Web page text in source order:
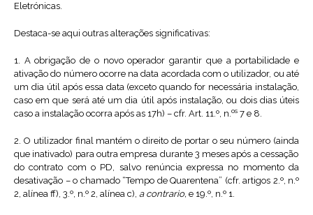
Eletrónicas.
Destaca-se aqui outras alterações significativas:
1. A obrigação de o novo operador garantir que a portabilidade e
ativação do número ocorre na data acordada com o utilizador, ou até
um dia útil após essa data (exceto quando for necessária instalação,
caso em que será até um dia útil após instalação, ou dois dias úteis
caso a instalação ocorra após as 17h) – cfr. Art. 11.º, n.os 7 e 8.
2. O utilizador final mantém o direito de portar o seu número (ainda
que inativado) para outra empresa durante 3 meses após a cessação
do contrato com o PD, salvo renúncia expressa no momento da
desativação – o chamado “Tempo de Quarentena” (cfr. artigos 2.º, n.º
2, alínea ff), 3.º, n.º 2, alínea c), a contrario, e 19.º, n.º 1.